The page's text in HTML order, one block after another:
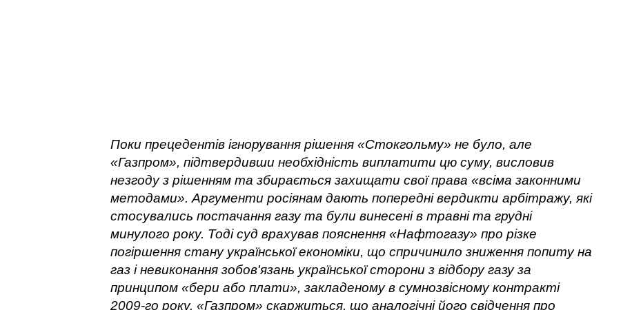
Поки прецедентів ігнорування рішення «Стокгольму» не було, але
«Газпром», підтвердивши необхідність виплатити цю суму, висловив
незгоду з рішенням та збирається захищати свої права «всіма законними
методами». Аргументи росіянам дають попередні вердикти арбітражу, які
стосувались постачання газу та були винесені в травні та грудні
минулого року. Тоді суд врахував пояснення «Нафтогазу» про різке
погіршення стану української економіки, що спричинило зниження попиту на
газ і невиконання зобов'язань української сторони з відбору газу за
принципом «бери або плати», закладеному в сумнозвісному контракті
2009-го року. «Газпром» скаржиться, що аналогічні його свідчення про